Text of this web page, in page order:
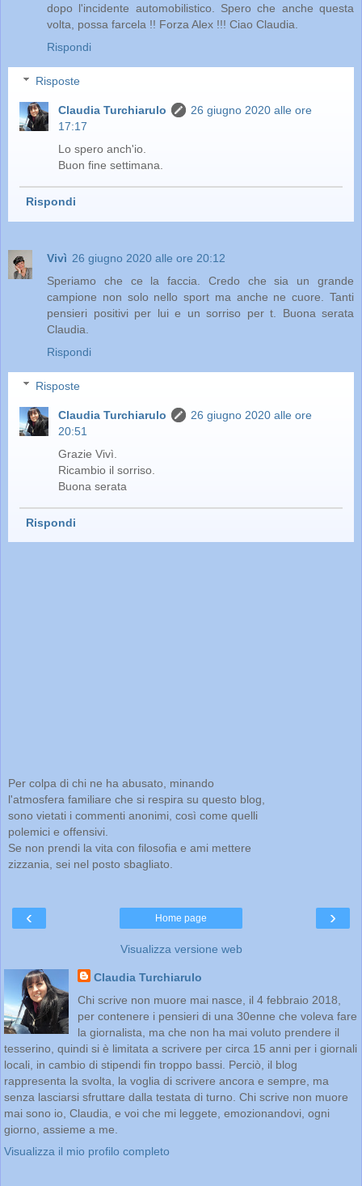
dopo l'incidente automobilistico. Spero che anche questa
volta, possa farcela !! Forza Alex !!! Ciao Claudia.
Rispondi
Risposte
Claudia Turchiarulo
26 giugno 2020 alle ore
17:17
Lo spero anch'io.
Buon fine settimana.
Rispondi
Vivì 26 giugno 2020 alle ore 20:12
Speriamo che ce la faccia. Credo che sia un grande
campione non solo nello sport ma anche ne cuore. Tanti
pensieri positivi per lui e un sorriso per t. Buona serata
Claudia.
Rispondi
Risposte
Claudia Turchiarulo
26 giugno 2020 alle ore
20:51
Grazie Vivì.
Ricambio il sorriso.
Buona serata
Rispondi
Per colpa di chi ne ha abusato, minando
l'atmosfera familiare che si respira su questo blog,
sono vietati i commenti anonimi, così come quelli
polemici e offensivi.
Se non prendi la vita con filosofia e ami mettere
zizzania, sei nel posto sbagliato.
‹ ›
Home page
Visualizza versione web
Claudia Turchiarulo
Chi scrive non muore mai nasce, il 4 febbraio 2018,
per contenere i pensieri di una 30enne che voleva fare
la giornalista, ma che non ha mai voluto prendere il
tesserino, quindi si è limitata a scrivere per circa 15 anni per i giornali
locali, in cambio di stipendi fin troppo bassi. Perciò, il blog
rappresenta la svolta, la voglia di scrivere ancora e sempre, ma
senza lasciarsi sfruttare dalla testata di turno. Chi scrive non muore
mai sono io, Claudia, e voi che mi leggete, emozionandovi, ogni
giorno, assieme a me.
Visualizza il mio profilo completo